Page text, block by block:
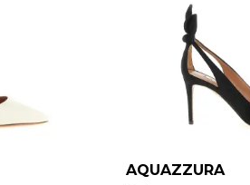
AQUAZZURA